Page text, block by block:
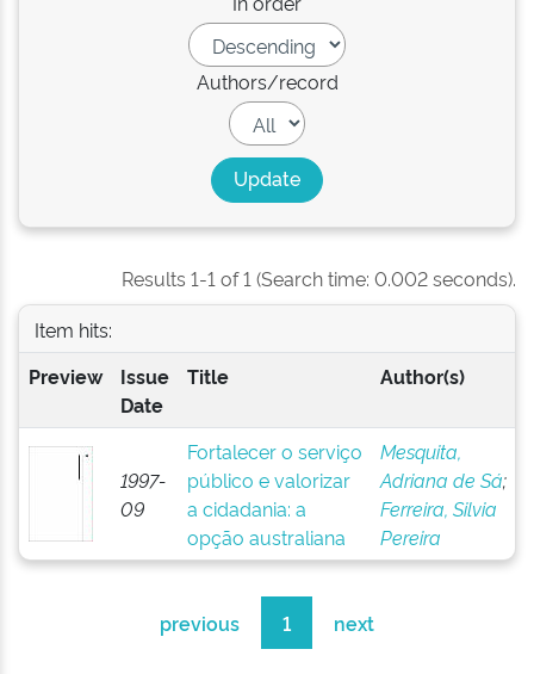
Authors/record
Results 1-1 of 1 (Search time: 0.002 seconds).
Item hits:
Preview
Issue
Date
Title Author(s)
1997-
09
Fortalecer o serviço
público e valorizar
a cidadania: a
opção australiana
Mesquita,
Adriana de Sá;
Ferreira, Silvia
Pereira
previous 1 next